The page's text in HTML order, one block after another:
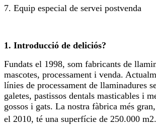
7. Equip especial de servei postvenda
1. Introducció de deliciós?
Fundats el 1998, som fabricants de
mascotes, processament i venda.
línies de processament de llaminadures
galetes, pastissos dentals masticables i
gossos i gats. La nostra fàbrica més
el 2010, té una superfície de 250.000 m2.